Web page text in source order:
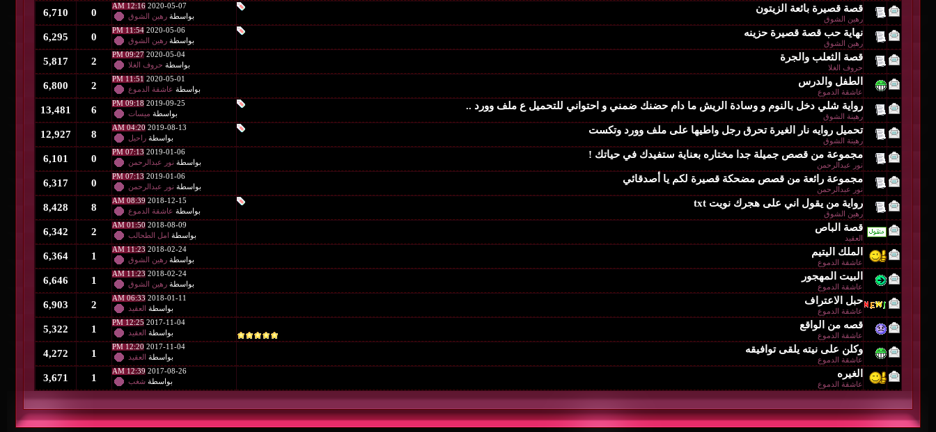
قصة قصيرة بائعة الزيتون
رهين الشوق
2020-05-07
12:16 AM
بواسطة رهين الشوق 0
6,710
نهاية حب قصة قصيرة حزينه
رهين الشوق
2020-05-06
11:54 PM
بواسطة رهين الشوق 0
6,295
قصة الثعلب والجرة
حروف الغلا
2020-05-04
09:27 PM
بواسطة حروف الغلا 2
5,817
الطفل والدرس
عاشقة الدموع
2020-05-01
11:51 PM
بواسطة عاشقة الدموع 2
6,800
رواية شلي دخل بالنوم و وسادة الريش ما دام حضنك ضمني و احتواني للتحميل ع ملف وورد ..
رهينة الشوق
2019-09-25
09:18 PM
بواسطة ميسات 6
13,481
تحميل روايه نار الغيرة تحرق رجل واطيها على ملف وورد وتكست
رهينة الشوق
2019-08-13
04:20 AM
بواسطة راحيل 8
12,927
مجموعة من قصص جميلة جدا مختاره بعناية ستفيدك في حياتك !
نور عبدالرحمن
2019-01-06
07:13 PM
بواسطة نور عبدالرحمن 0
6,101
مجموعة رائعة من قصص مضحكة قصيرة لكم يا أصدقائي
نور عبدالرحمن
2019-01-06
07:13 PM
بواسطة نور عبدالرحمن 0
6,317
رواية من يقول اني على هجرك نويت txt
رهين الشوق
2018-12-15
08:39 AM
بواسطة عاشقة الدموع 8
8,428
قصة الباص
العقيد
2018-08-09
01:50 AM
بواسطة امل الطحالب 2
6,342
الملك اليتيم
عاشقة الدموع
2018-02-24
11:23 AM
بواسطة رهين الشوق 1
6,364
البيت المهجور
عاشقة الدموع
2018-02-24
11:23 AM
بواسطة رهين الشوق 1
6,646
حبل الاعتراف
عاشقة الدموع
2018-01-11
06:33 AM
بواسطة العقيد 2
6,903
قصه من الواقع
عاشقة الدموع
2017-11-04
12:25 PM
بواسطة العقيد 1
5,322
وكلن على نيته يلقى توافيقه
عاشقة الدموع
2017-11-04
12:20 PM
بواسطة العقيد 1
4,272
الغيره
عاشقة الدموع
2017-08-26
12:39 AM
بواسطة شغب 1
3,671